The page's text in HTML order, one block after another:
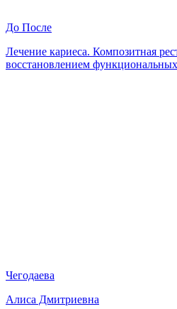
До После
Лечение кариеса. Композитная
восстановлением
Чегодаева
Алиса Дмитриевна